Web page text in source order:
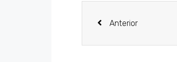
Anterior